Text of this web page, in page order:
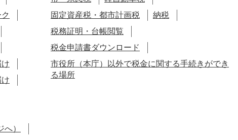
）
固定資産税・都市計画税
納税
税務証明・台帳閲覧
税金申請書ダウンロード
市役所（本庁）以外で税金に関する手続きができ
る場所